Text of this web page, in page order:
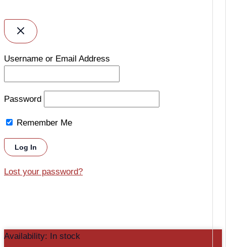
Username or Email Address
Password
Remember Me
Lost your password?
Availability: In stock
Cameră